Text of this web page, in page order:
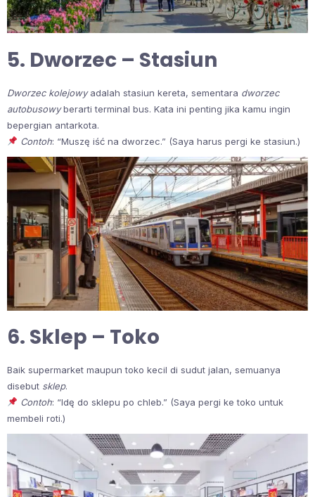
5. Dworzec – Stasiun
Dworzec kolejowyadalah stasiun kereta, sementara dworzec
autobusowyberarti terminal bus. Kata ini penting jika kamu ingin
bepergian antarkota.
Contoh: “Muszę iść na dworzec.” (Saya harus pergi ke stasiun.)
6. Sklep – Toko
Baik supermarket maupun toko kecil di sudut jalan, semuanya
disebut sklep.
Contoh: “Idę do sklepu po chleb.” (Saya pergi ke toko untuk
membeli roti.)